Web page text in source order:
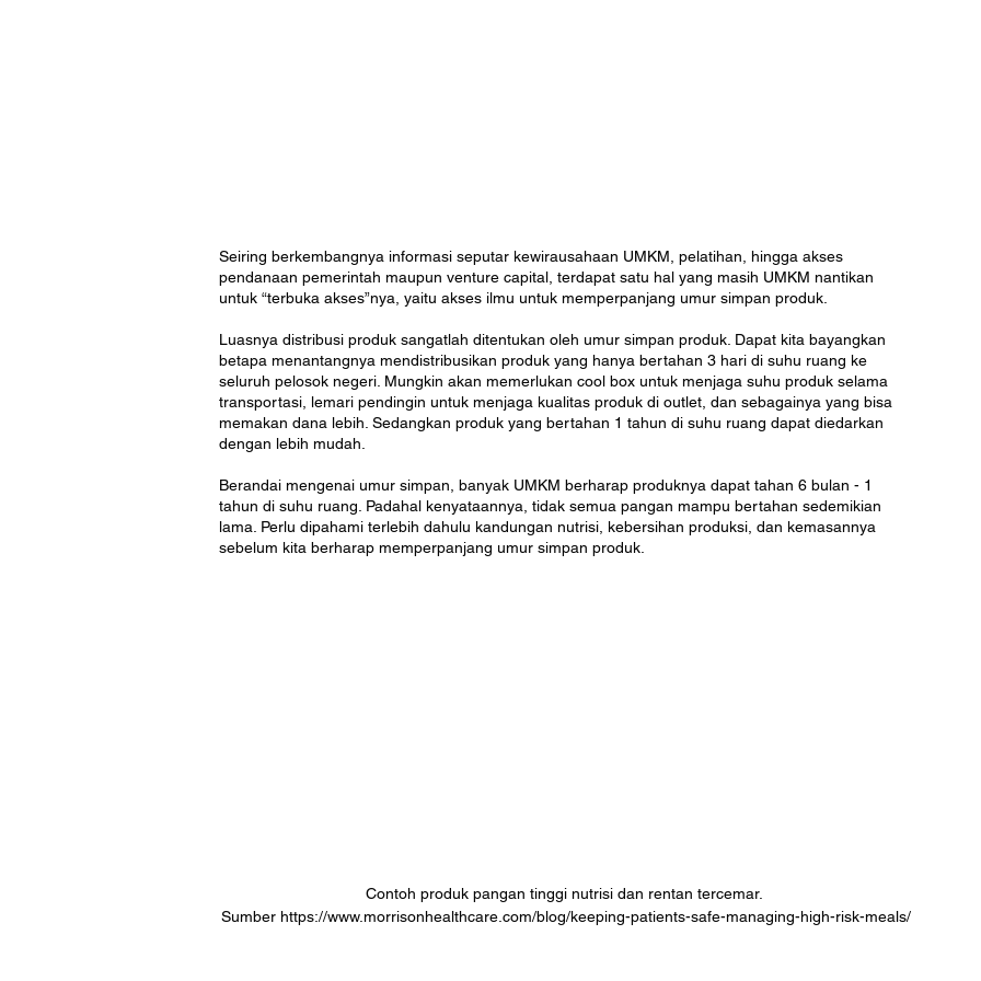
Seiring berkembangnya informasi seputar kewirausahaan UMKM, pelatihan, hingga akses
pendanaan pemerintah maupun venture capital, terdapat satu hal yang masih UMKM nantikan
untuk “terbuka akses”nya, yaitu akses ilmu untuk memperpanjang umur simpan produk.
Luasnya distribusi produk sangatlah ditentukan oleh umur simpan produk. Dapat kita bayangkan
betapa menantangnya mendistribusikan produk yang hanya bertahan 3 hari di suhu ruang ke
seluruh pelosok negeri. Mungkin akan memerlukan cool box untuk menjaga suhu produk selama
transportasi, lemari pendingin untuk menjaga kualitas produk di outlet, dan sebagainya yang bisa
memakan dana lebih. Sedangkan produk yang bertahan 1 tahun di suhu ruang dapat diedarkan
dengan lebih mudah.
Berandai mengenai umur simpan, banyak UMKM berharap produknya dapat tahan 6 bulan - 1
tahun di suhu ruang. Padahal kenyataannya, tidak semua pangan mampu bertahan sedemikian
lama. Perlu dipahami terlebih dahulu kandungan nutrisi, kebersihan produksi, dan kemasannya
sebelum kita berharap memperpanjang umur simpan produk.
Contoh produk pangan tinggi nutrisi dan rentan tercemar.
Sumber https://www.morrisonhealthcare.com/blog/keeping-patients-safe-managing-high-risk-meals/